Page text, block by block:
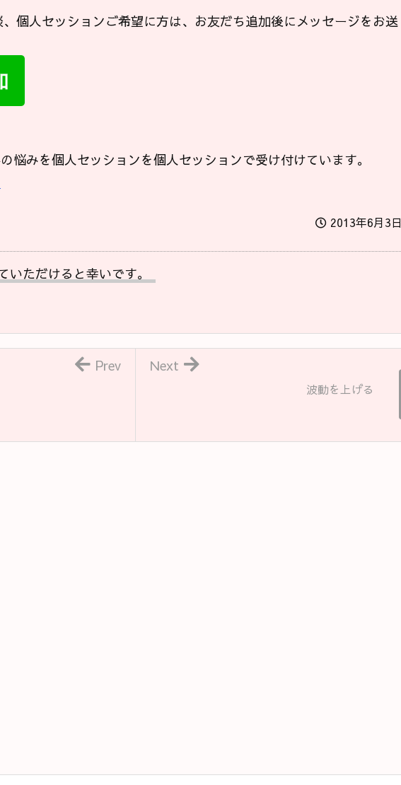
個人セッションご希望に方は、お友だち追加後にメッセージをお送
悩みを個人セッションを個人セッションで受け付けています。
2013年6月3日
いただけると幸いです。
波動を上げる
Next
Prev